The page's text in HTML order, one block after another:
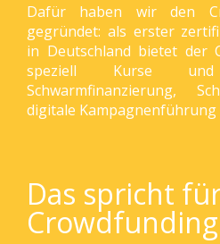
Dafür haben wir den
gegründet: als erster
in Deutschland bietet der
speziell Kurse
Schwarmfinanzierung,
digitale Kampagnenführung
Das spricht